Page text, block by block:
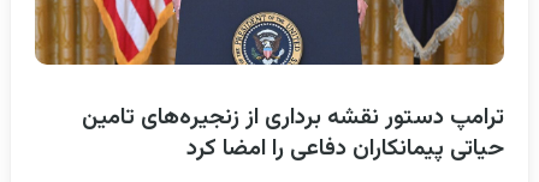
ترامپ دستور نقشه برداری از زنجیره‌های تامین
حیاتی پیمانکاران دفاعی را امضا کرد